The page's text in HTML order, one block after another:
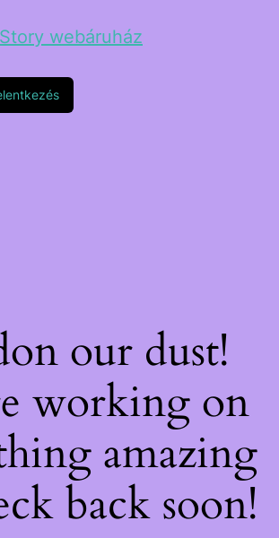
webáruház
our dust!
working on
amazing
back soon!